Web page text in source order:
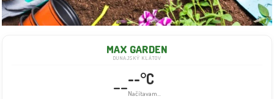
MAX GARDEN
DUNAJSKÝ KLÁTOV
--°C
Info dočasne nedostupné